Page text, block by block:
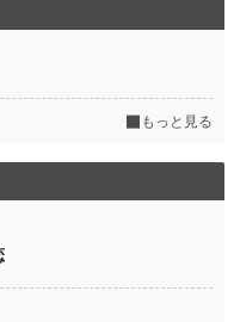
もっと見る